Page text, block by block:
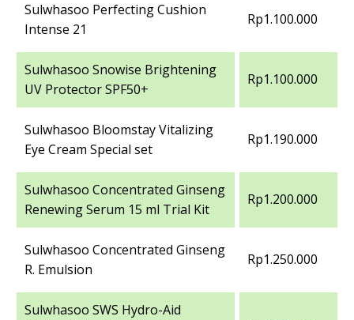
Sulwhasoo Perfecting Cushion
Intense 21
Rp1.100.000
Sulwhasoo Snowise Brightening
UV Protector SPF50+
Rp1.100.000
Sulwhasoo Bloomstay Vitalizing
Eye Cream Special set
Rp1.190.000
Sulwhasoo Concentrated Ginseng
Renewing Serum 15 ml Trial Kit
Rp1.200.000
Sulwhasoo Concentrated Ginseng
R. Emulsion
Rp1.250.000
Sulwhasoo SWS Hydro-Aid